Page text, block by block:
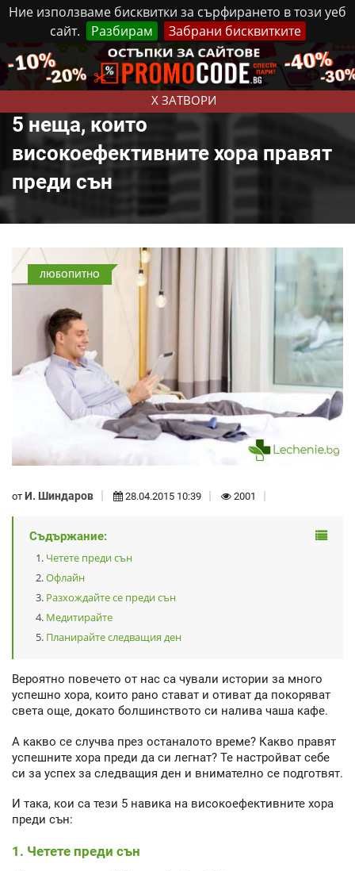
Ние използваме бисквитки за сърфирането в този уеб
сайт.
Разбирам Забрани бисквитките
X ЗАТВОРИ
Петък, 7 Август, 2026 Реклама Контакти
5 неща, които
високоефективните хора правят
преди сън
ЛЮБОПИТНО
от И. Шиндаров 28.04.2015 10:39 2001
Съдържание:
Четете преди сън
Офлайн
Разхождайте се преди сън
Медитирайте
Планирайте следващия ден
Вероятно повечето от нас са чували истории за много
успешно хора, които рано стават и отиват да покоряват
света още, докато болшинството си налива чаша кафе.
А какво се случва през останалото време? Какво правят
успешните хора преди да си легнат? Те настройват себе
си за успех за следващия ден и внимателно се подготвят.
И така, кои са тези 5 навика на високоефективните хора
преди сън:
1. Четете преди сън